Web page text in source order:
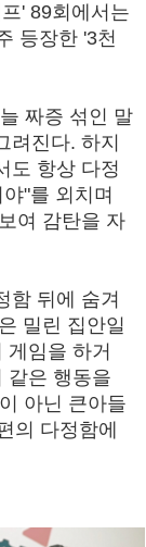
' 89회에서는
등장한 '3천
짜증 섞인 말
려진다. 하지
도 항상 다정
"를 외치며
여 감탄을 자
함 뒤에 숨겨
밀린 집안일
임을 하거
같은 행동을
아닌 큰아들
의 다정함에